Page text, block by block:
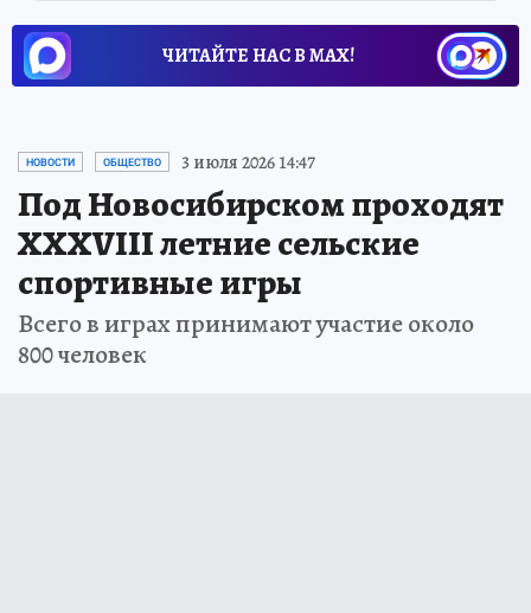
ЧИТАЙТЕ НАС В МАХ!
НОВОСТИ ОБЩЕСТВО 3 июля 2026 14:47
Под Новосибирском проходят
XXXVIII летние сельские
спортивные игры
Всего в играх принимают участие около
800 человек